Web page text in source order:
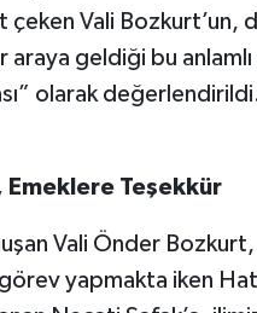
çeken Vali Bozkurt’un,
araya geldiği bu
olarak
Emeklere Teşekkür
Vali Önder Bozkurt,
yapmakta iken